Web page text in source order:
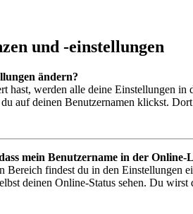
und -einstellungen
ändern?
hast, werden alle deine Einstellungen
auf deinen Benutzernamen klickst.
mein Benutzername in der Online-
Bereich findest du in den Einstellungen
deinen Online-Status sehen. Du wirst